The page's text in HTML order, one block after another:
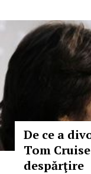
De ce a
Tom
despărţire